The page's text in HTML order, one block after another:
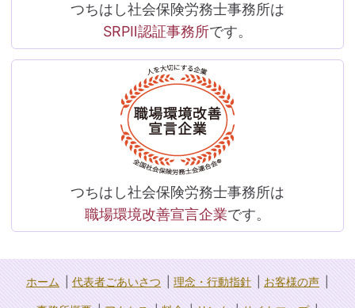
つちはし社会保険労務士事務所は
SRPⅡ認証事務所です。
つちはし社会保険労務士事務所は
職場環境改善宣言企業です。
ホーム 代表者ごあいさつ 理念・行動指針 お客様の声